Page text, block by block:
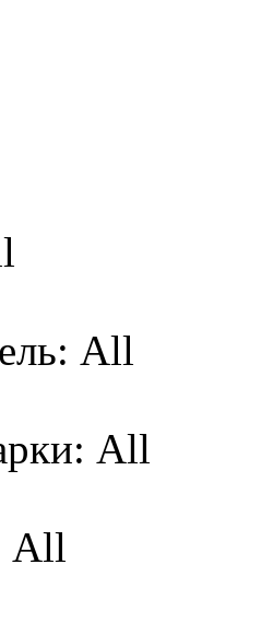
All
All
All